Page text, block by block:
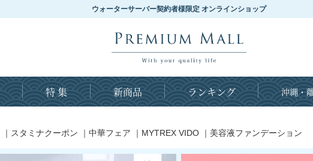
ウォーターサーバー契約者様限定 オンラインショップ
特 集 新商品 ランキング 沖縄・
｜ スタミナクーポン ｜ 中華フェア ｜ MYTREX VIDO ｜ 美容液ファンデーション